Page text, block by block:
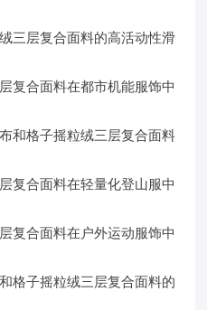
三层复合面料的高活动性滑
复合面料在都市机能服饰中
和格子摇粒绒三层复合面料
复合面料在轻量化登山服中
复合面料在户外运动服饰中
格子摇粒绒三层复合面料的